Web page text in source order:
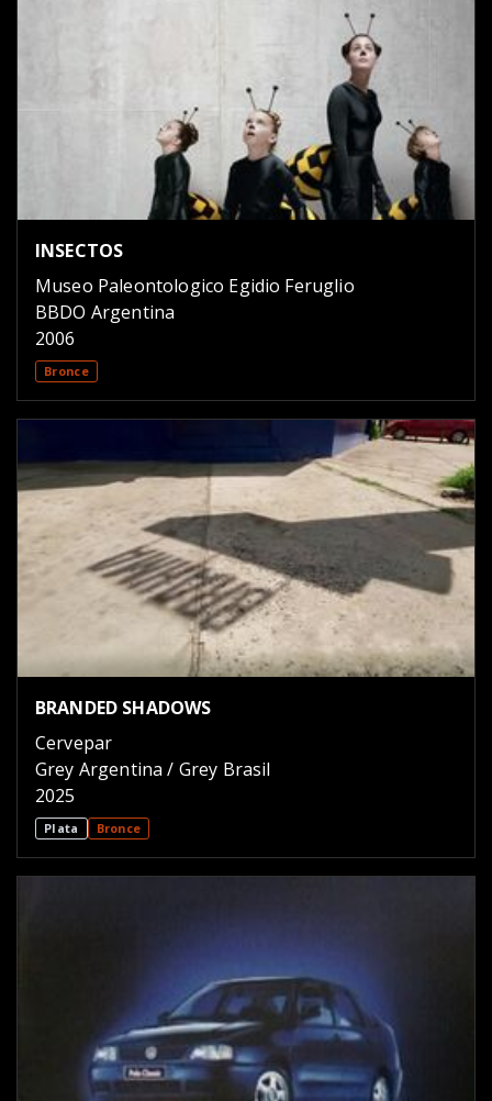
INSECTOS
Museo Paleontologico Egidio Feruglio
BBDO Argentina
2006
Bronce
BRANDED SHADOWS
Cervepar
Grey Argentina / Grey Brasil
2025
Plata Bronce